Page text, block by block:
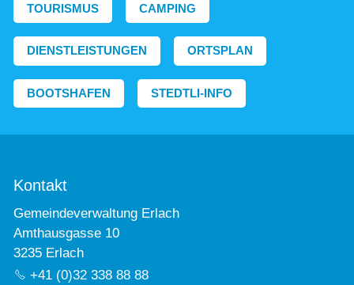
TOURISMUS CAMPING
DIENSTLEISTUNGEN ORTSPLAN
BOOTSHAFEN STEDTLI-INFO
Kontakt
Gemeindeverwaltung Erlach
Amthausgasse 10
3235 Erlach
+41 (0)32 338 88 88